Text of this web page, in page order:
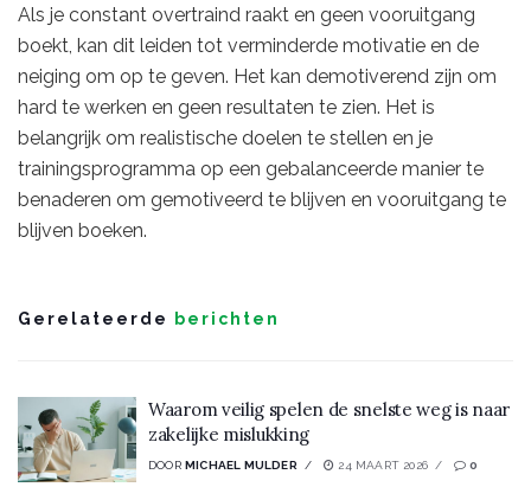
Als je constant overtraind raakt en geen vooruitgang
boekt, kan dit leiden tot verminderde motivatie en de
neiging om op te geven. Het kan demotiverend zijn om
hard te werken en geen resultaten te zien. Het is
belangrijk om realistische doelen te stellen en je
trainingsprogramma op een gebalanceerde manier te
benaderen om gemotiveerd te blijven en vooruitgang te
blijven boeken.
Gerelateerde berichten
Waarom veilig spelen de snelste weg is naar
zakelijke mislukking
DOOR MICHAEL MULDER 24 MAART 2026 0